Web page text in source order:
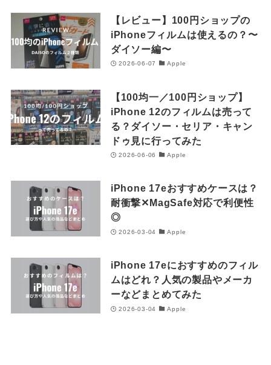
【レビュー】100円ショップの
iPhoneフィルムは使えるの？〜
ダイソー編〜
2026-06-07 Apple
【100均一／100円ショップ】
iPhone 12のフィルムは売って
る？ダイソー・セリア・キャン
ドゥ見に行ってみた
2026-06-06 Apple
iPhone 17eおすすめケースは？
耐衝撃✕MagSafe対応で利便性
◎
2026-03-04 Apple
iPhone 17eにおすすめのフィル
ムはどれ？人気の製品やメーカ
ーなどまとめてみた
2026-03-04 Apple